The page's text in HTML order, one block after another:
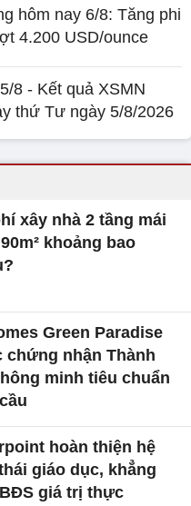
hôm nay 6/8: Tăng phi
4.200 USD/ounce
8 - Kết quả XSMN
thứ Tư ngày 5/8/2026
xây nhà 2 tầng mái
khoảng bao
Green Paradise
chứng nhận Thành
minh tiêu chuẩn
hoàn thiện hệ
giáo dục, khẳng
giá trị thực